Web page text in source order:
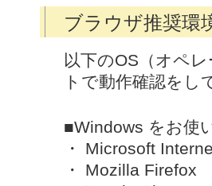
ブラウザ推奨環
以下のOS（オペ
トで動作確認をし
■Windows をお使
・ Microsoft
・ Mozilla Firefox